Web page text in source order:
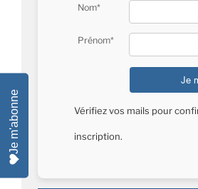
Nom*
Prénom*
Vérifiez vos mails pour
inscription.
Je m'abonne